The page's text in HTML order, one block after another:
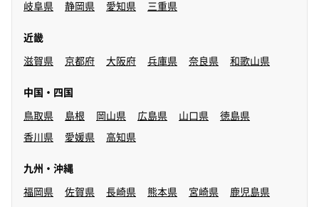
岐阜県 静岡県 愛知県 三重県
近畿
滋賀県 京都府 大阪府 兵庫県 奈良県 和歌山県
中国・四国
鳥取県 島根 岡山県 広島県 山口県 徳島県
香川県 愛媛県 高知県
九州・沖縄
福岡県 佐賀県 長崎県 熊本県 宮崎県 鹿児島県